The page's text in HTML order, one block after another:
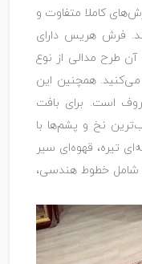
کاملا متفاوت و
فرش هریس دارای
آن طرح مدالی از نوع
همچنین این
است. برای بافت
نخ و پشم‌ها با
تیره، قهوه‌ای سیر
شامل خطوط هندسی،